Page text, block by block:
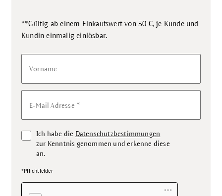
**Gültig ab einem Einkaufswert von 50 €, je Kunde und
Kundin einmalig einlösbar.
Vorname
E-Mail Adresse *
Ich habe die Datenschutzbestimmungen
zur Kenntnis genommen und erkenne diese
an.
*Pflichtfelder